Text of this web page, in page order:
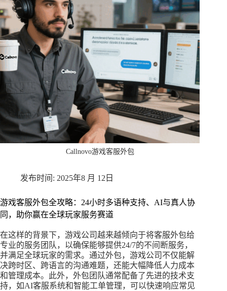
Callnovo游戏客服外包
2025年8 月 12日
游戏客服外包全攻略：24小时多语种支持、AI与真人协
同，助你赢在全球玩家服务赛道
在这样的背景下，游戏公司越来越倾向于将客服外包给
专业的服务团队，以确保能够提供24/7的不间断服务，
并满足全球玩家的需求。通过外包，游戏公司不仅能解
决跨时区、跨语言的沟通难题，还能大幅降低人力成本
和管理成本。此外，外包团队通常配备了先进的技术支
持，如AI客服系统和智能工单管理，可以快速响应常见